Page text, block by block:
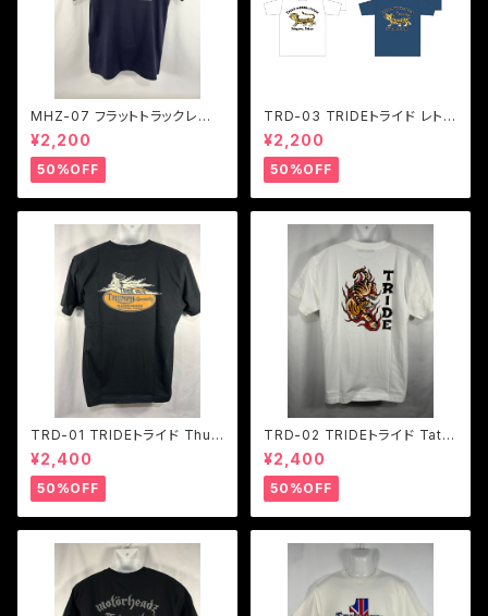
MHZ-07 フラットトラックレー
サーTシャツ ２色展開
¥2,200
50%OFF
TRD-03 TRIDEトライド レトロ
タイガーロゴTシャツ ２色展開
¥2,200
50%OFF
TRD-01 TRIDEトライド Thun
derbird Girl ポケットTシャツ
２色展開
¥2,400
50%OFF
TRD-02 TRIDEトライド Tatto
o TIGER ポケットTシャツ ２色
展開
¥2,400
50%OFF